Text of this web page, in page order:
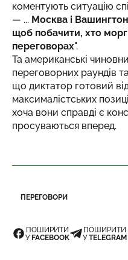
коментують ситуацію
— ... Москва і
щоб побачити, хто
переговорах".
Та американські
переговорних раундів
що диктатор готовий
максималістських
хоча вони справді є
просуваються вперед.
ПЕРЕГОВОРИ
ПОШИРИТИ
У FACEBOOK
ПОШИРИТИ
УTELEGRAM